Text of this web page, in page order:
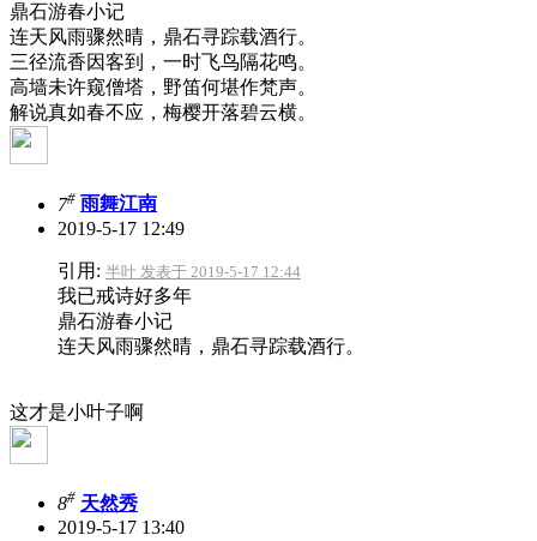
鼎石游春小记
连天风雨骤然晴，鼎石寻踪载酒行。
三径流香因客到，一时飞鸟隔花鸣。
高墙未许窥僧塔，野笛何堪作梵声。
解说真如春不应，梅樱开落碧云横。
7# 雨舞江南
2019-5-17 12:49
引用: 半叶 发表于 2019-5-17 12:44
我已戒诗好多年
鼎石游春小记
连天风雨骤然晴，鼎石寻踪载酒行。
这才是小叶子啊
8# 天然秀
2019-5-17 13:40